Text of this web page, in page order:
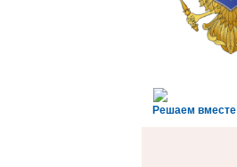
Решаем вместе